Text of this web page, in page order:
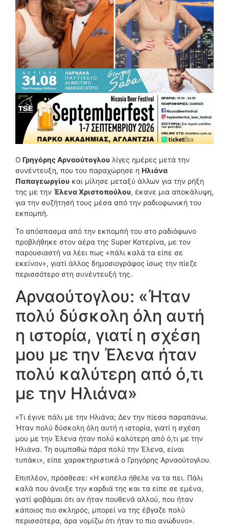
Ο Γρηγόρης Αρναούτογλου λίγες ημέρες μετά την
συνέντευξη, που του παραχώρησε η Ηλιάνα
Παπαγεωργίου και μίλησε μεταξύ άλλων για την ρήξη
της με την Έλενα Χριστοπούλου, έκανε μια αποκάλυψη,
για την συζήτησή τους μέσα από την ραδιοφωνική του
εκπομπή.
Το απόσπασμα από την εκπομπή του στο ραδιόφωνο
προβλήθηκε στον αέρα της Super Κατερίνα, με τον
παρουσιαστή να λέει πως «πάλι καλά τα είπε σε
εκείνον», γιατί άλλος δημοσιογράφος ίσως την πίεζε
περισσότερο στη συνέντευξή της.
Αρναούτογλου: «Ήταν
πολύ δύσκολη όλη αυτή
η ιστορία, γιατί η σχέση
μου με την Έλενα ήταν
πολύ καλύτερη από ό,τι
με την Ηλιάνα»
«Τι έγινε πάλι με την Ηλιάνα; Δεν την πίεσα παραπάνω.
Ήταν πολύ δύσκολη όλη αυτή η ιστορία, γιατί η σχέση
μου με την Έλενα ήταν πολύ καλύτερη από ό,τι με την
Ηλιάνα. Τη συμπαθώ πάρα πολύ την Έλενα, είναι
τυπάκι», είπε χαρακτηριστικά ο Γρηγόρης Αρναούτογλου.
Επιπλέον, πρόσθεσε: «Η κοπέλα ήθελε να τα πει. Πάλι
καλά που άνοιξε την καρδιά της και τα είπε σε εμένα,
γιατί φοβάμαι ότι αν ήταν πουθενά αλλού, που ήταν
κάποιος πιο σκληρός, μπορεί να της έβγαζε πολύ
περισσότερα, άρα νομίζω ότι ήταν το πιο ανώδυνο».